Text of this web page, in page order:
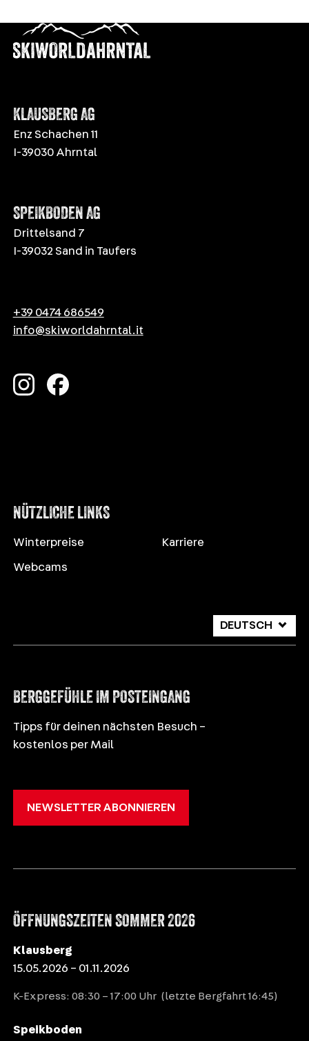
KLAUSBERG AG
Enz Schachen 11
I-39030 Ahrntal
SPEIKBODEN AG
Drittelsand 7
I-39032 Sand in Taufers
+39 0474 686549
info@skiworldahrntal.it
NÜTZLICHE LINKS
Winterpreise
Webcams
Karriere
DEUTSCH
ITALIANO
BERGGEFÜHLE IM POSTEINGANG
Tipps für deinen nächsten Besuch –
kostenlos per Mail
NEWSLETTER ABONNIEREN
ÖFFNUNGSZEITEN SOMMER 2026
Klausberg
15.05.2026 – 01.11.2026
K-Express: 08:30 – 17:00 Uhr (letzte Bergfahrt 16:45)
Speikboden